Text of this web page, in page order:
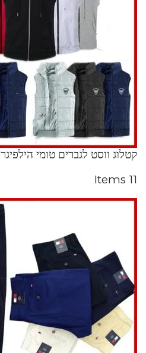
קטלוג ווסט לגברים טומי הילפיגר Tommy Hilfiger
11 Items